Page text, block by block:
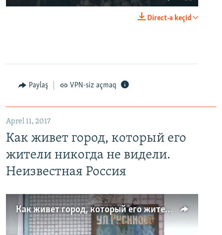
Direct-ə keçid
Paylaş VPN-siz açmaq
Aprel 11, 2017
Как живет город, который его
жители никогда не видели.
Неизвестная Россия
Как живет город, который его жители никогда не видели. Неизвестная Россия